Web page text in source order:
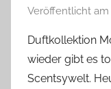
Veröffentlicht am
Duftkollektion
wieder gibt es
Scentsywelt.